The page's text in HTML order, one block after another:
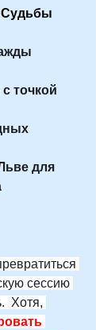
Судьбы
точкой
для
сессию
Хотя,